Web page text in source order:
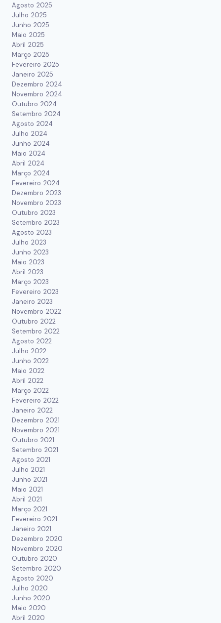
Agosto 2025
Julho 2025
Junho 2025
Maio 2025
Abril 2025
Março 2025
Fevereiro 2025
Janeiro 2025
Dezembro 2024
Novembro 2024
Outubro 2024
Setembro 2024
Agosto 2024
Julho 2024
Junho 2024
Maio 2024
Abril 2024
Março 2024
Fevereiro 2024
Dezembro 2023
Novembro 2023
Outubro 2023
Setembro 2023
Agosto 2023
Julho 2023
Junho 2023
Maio 2023
Abril 2023
Março 2023
Fevereiro 2023
Janeiro 2023
Novembro 2022
Outubro 2022
Setembro 2022
Agosto 2022
Julho 2022
Junho 2022
Maio 2022
Abril 2022
Março 2022
Fevereiro 2022
Janeiro 2022
Dezembro 2021
Novembro 2021
Outubro 2021
Setembro 2021
Agosto 2021
Julho 2021
Junho 2021
Maio 2021
Abril 2021
Março 2021
Fevereiro 2021
Janeiro 2021
Dezembro 2020
Novembro 2020
Outubro 2020
Setembro 2020
Agosto 2020
Julho 2020
Junho 2020
Maio 2020
Abril 2020